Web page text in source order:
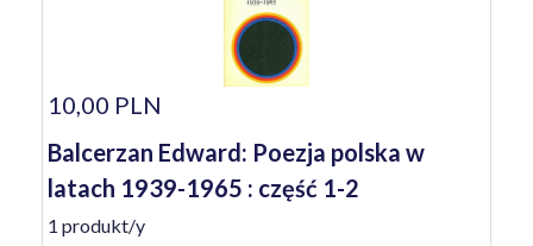
10,00 PLN
Balcerzan Edward: Poezja polska w
latach 1939-1965 : część 1-2
1 produkt/y